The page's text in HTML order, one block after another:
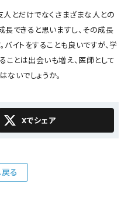
人とだけでなくさまざまな人との
長できると思いますし、その成長
イトをすることも良いですが、学
とは出会いも増え、医師として
いでしょうか。
X
る